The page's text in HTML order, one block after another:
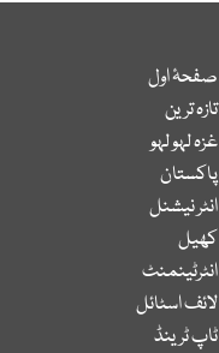
صفحۂ اول
تازہ ترین
غزہ لہو لہو
پاکستان
انٹر نیشنل
کھیل
انٹرٹینمنٹ
لائف اسٹائل
ٹاپ ٹرینڈ